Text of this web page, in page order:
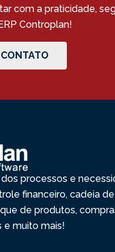
com a praticidade,
Controplan!
processos e
financeiro, cadeia de
de produtos,
e muito mais!